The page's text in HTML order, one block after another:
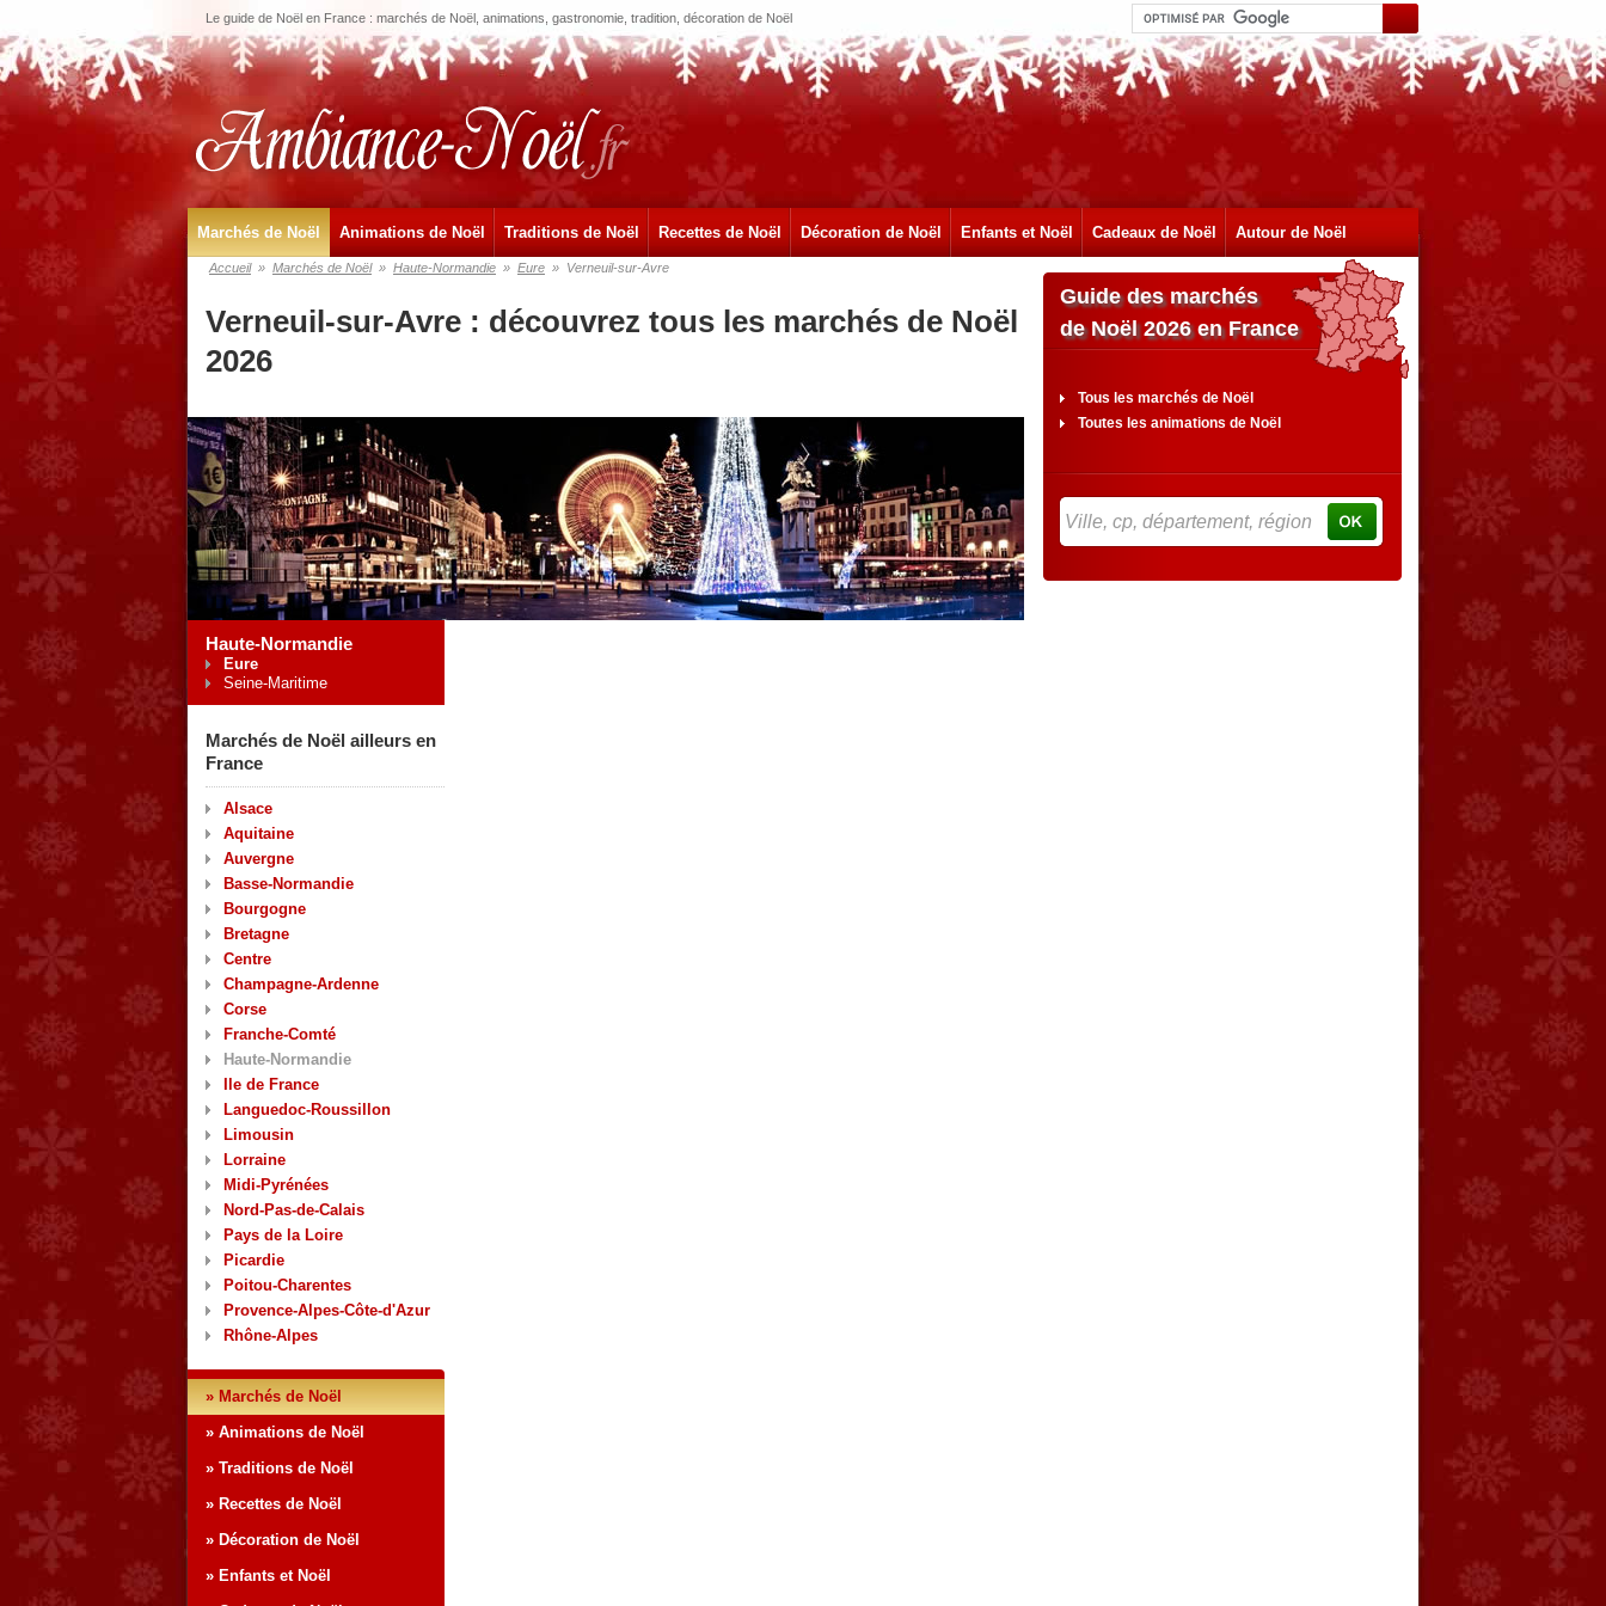
Le guide de Noël en France : marchés de Noël, animations, gastronomie, tradition, décoration de Noël
Marchés de Noël Animations de Noël Traditions de Noël Recettes de Noël Décoration de Noël Enfants et Noël Cadeaux de Noël Autour de Noël
Accueil » Marchés de Noël » Haute-Normandie » Eure » Verneuil-sur-Avre
Verneuil-sur-Avre : découvrez tous les marchés de Noël
2026
Haute-Normandie
Eure
Seine-Maritime
Marchés de Noël ailleurs en
France
Alsace
Aquitaine
Auvergne
Basse-Normandie
Bourgogne
Bretagne
Centre
Champagne-Ardenne
Corse
Franche-Comté
Haute-Normandie
Ile de France
Languedoc-Roussillon
Limousin
Lorraine
Midi-Pyrénées
Nord-Pas-de-Calais
Pays de la Loire
Picardie
Poitou-Charentes
Provence-Alpes-Côte-d'Azur
Rhône-Alpes
» Marchés de Noël
» Animations de Noël
» Traditions de Noël
» Recettes de Noël
» Décoration de Noël
» Enfants et Noël
Guide des marchés
de Noël 2026 en France
Tous les marchés de Noël
Toutes les animations de Noël